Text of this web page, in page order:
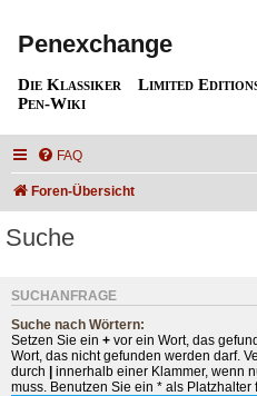
Penexchange
Die Klassiker Limited
Pen-Wiki
FAQ
Foren-Übersicht
Suche
SUCHANFRAGE
Suche nach Wörtern:
Setzen Sie ein + vor ein Wort, das
Wort, das nicht gefunden werden darf.
durch | innerhalb einer Klammer, wenn
muss. Benutzen Sie ein * als